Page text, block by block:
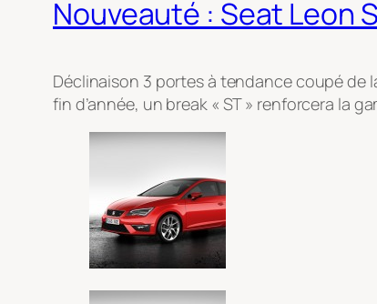
Nouveauté : Seat Leon
Déclinaison 3 portes à tendance coupé de
fin d’année, un break « ST » renforcera la